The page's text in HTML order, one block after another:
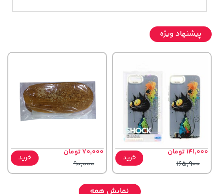
پیشنهاد ویژه
141,000 تومان
165,900
خرید
70,000 تومان
90,000
خرید
نمایش همه